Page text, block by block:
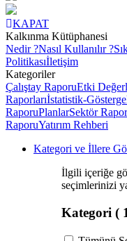
KAPAT
Kalkınma Kütüphanesi
Nedir ?Nasıl Kullanılır ?
Politikasıİletişim
Kategoriler
Çalıştay RaporuEtki
Raporlarıİstatistik-
RaporuPlanlarSektör
RaporuYatırım Rehberi
Kategori ve İllere
İlgili içeriğe
seçimlerinizi
Kategori (